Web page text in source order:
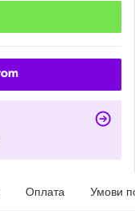
Оплата Умови